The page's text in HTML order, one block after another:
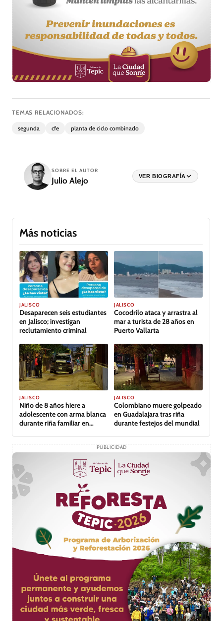
TEMAS RELACIONADOS:
segunda cfe planta de ciclo combinado
SOBRE EL AUTOR
Julio Alejo VER BIOGRAFÍA
Más noticias
JALISCO
Desaparecen seis estudiantes
en Jalisco; investigan
reclutamiento criminal
JALISCO
Cocodrilo ataca y arrastra al
mar a turista de 28 años en
Puerto Vallarta
JALISCO
Niño de 8 años hiere a
adolescente con arma blanca
durante riña familiar en
JALISCO
Colombiano muere golpeado
en Guadalajara tras riña
durante festejos del mundial
PUBLICIDAD